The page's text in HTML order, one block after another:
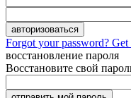
Forgot your password? Get
восстановление пароля
Восстановите свой